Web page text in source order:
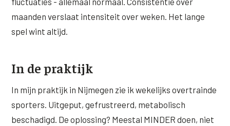
maanden verslaat intensiteit over weken. Het lange
spel wint altijd.
In de praktijk
In mijn praktijk in Nijmegen zie ik wekelijks overtrainde
sporters. Uitgeput, gefrustreerd, metabolisch
beschadigd. De oplossing? Meestal MINDER doen, niet